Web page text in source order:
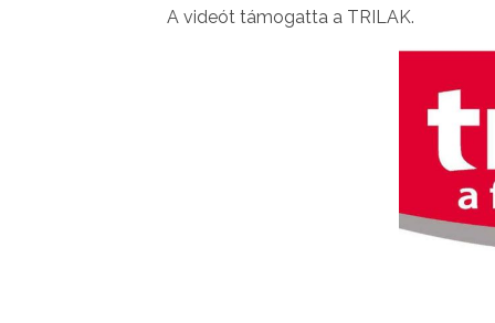
A videót támogatta a TRILAK.